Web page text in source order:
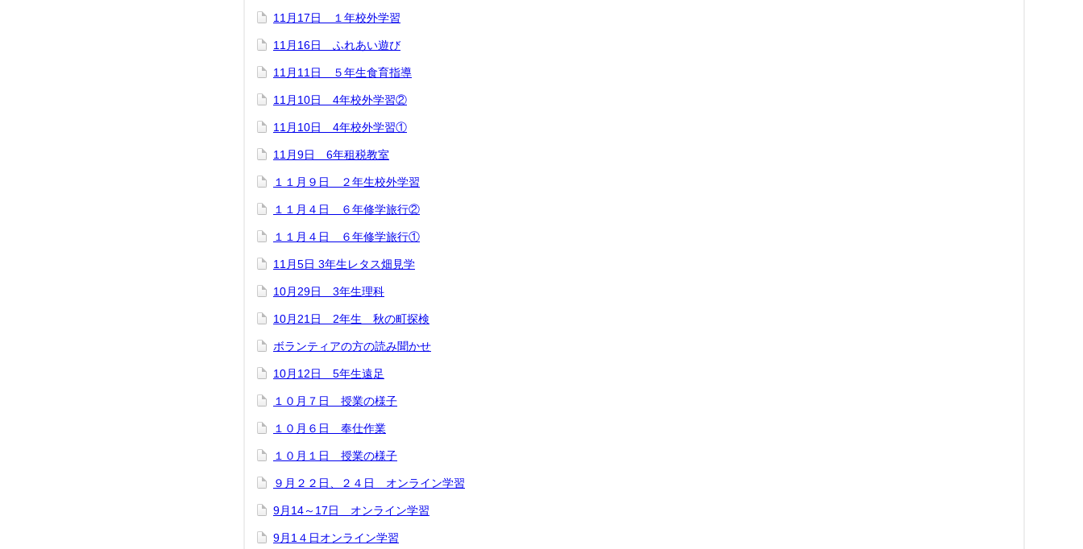
11月17日 １年校外学習
11月16日 ふれあい遊び
11月11日 ５年生食育指導
11月10日 4年校外学習②
11月10日 4年校外学習①
11月9日 6年租税教室
１１月９日 ２年生校外学習
１１月４日 ６年修学旅行②
１１月４日 ６年修学旅行①
11月5日 3年生レタス畑見学
10月29日 3年生理科
10月21日 2年生 秋の町探検
ボランティアの方の読み聞かせ
10月12日 5年生遠足
１０月７日 授業の様子
１０月６日 奉仕作業
１０月１日 授業の様子
９月２２日、２４日 オンライン学習
9月14～17日 オンライン学習
9月1４日オンライン学習